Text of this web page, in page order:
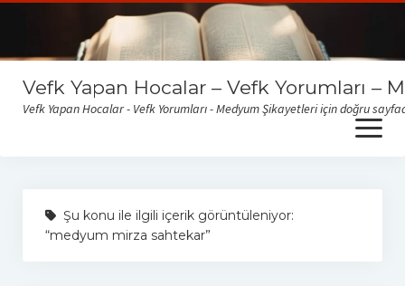
Vefk Yapan Hocalar – Vefk Yorumları –
Vefk Yapan Hocalar - Vefk Yorumları - Medyum Şikayetleri için doğru
open
menu
buraya tıklayabilirsiniz
Şu konu ile ilgili içerik görüntüleniyor:
“medyum mirza sahtekar”